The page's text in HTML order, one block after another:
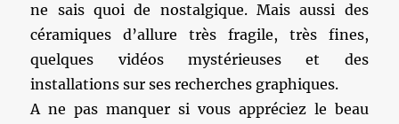
ne sais quoi de nostalgique. Mais aussi des
céramiques d’allure très fragile, très fines,
quelques vidéos mystérieuses et des
installations sur ses recherches graphiques.
A ne pas manquer si vous appréciez le beau